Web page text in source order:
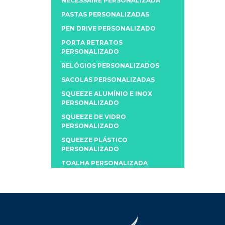
PASTAS PERSONALIZADAS
PEN DRIVE PERSONALIZADO
PORTA RETRATOS
PERSONALIZADO
RELÓGIOS PERSONALIZADOS
SACOLAS PERSONALIZADAS
SQUEEZE ALUMÍNIO E INOX
PERSONALIZADO
SQUEEZE DE VIDRO
PERSONALIZADO
SQUEEZE PLÁSTICO
PERSONALIZADO
TOALHA PERSONALIZADA